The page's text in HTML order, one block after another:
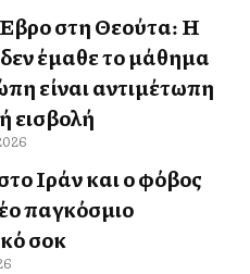
στη Θεούτα: Η
έμαθε το μάθημα
είναι αντιμέτωπη
εισβολή
Ιράν και ο φόβος
παγκόσμιο
σοκ